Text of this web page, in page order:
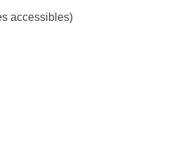
accessibles)